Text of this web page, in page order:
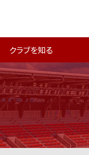
クラブを知る